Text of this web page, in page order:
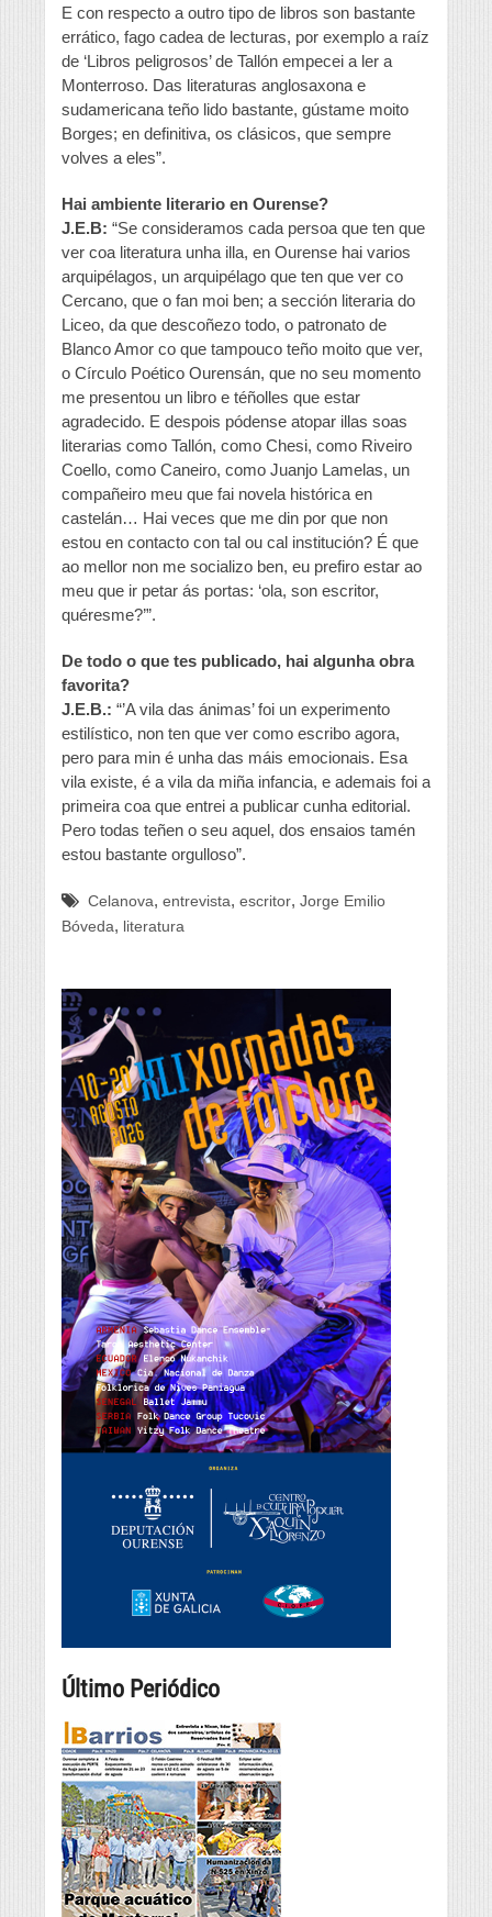
E con respecto a outro tipo de libros son bastante
errático, fago cadea de lecturas, por exemplo a raíz
de ‘Libros peligrosos’ de Tallón empecei a ler a
Monterroso. Das literaturas anglosaxona e
sudamericana teño lido bastante, gústame moito
Borges; en definitiva, os clásicos, que sempre
volves a eles”.
Hai ambiente literario en Ourense?
J.E.B: “Se consideramos cada persoa que ten que
ver coa literatura unha illa, en Ourense hai varios
arquipélagos, un arquipélago que ten que ver co
Cercano, que o fan moi ben; a sección literaria do
Liceo, da que descoñezo todo, o patronato de
Blanco Amor co que tampouco teño moito que ver,
o Círculo Poético Ourensán, que no seu momento
me presentou un libro e téñolles que estar
agradecido. E despois pódense atopar illas soas
literarias como Tallón, como Chesi, como Riveiro
Coello, como Caneiro, como Juanjo Lamelas, un
compañeiro meu que fai novela histórica en
castelán… Hai veces que me din por que non
estou en contacto con tal ou cal institución? É que
ao mellor non me socializo ben, eu prefiro estar ao
meu que ir petar ás portas: ‘ola, son escritor,
quéresme?’”.
De todo o que tes publicado, hai algunha obra
favorita?
J.E.B.: “’A vila das ánimas’ foi un experimento
estilístico, non ten que ver como escribo agora,
pero para min é unha das máis emocionais. Esa
vila existe, é a vila da miña infancia, e ademais foi a
primeira coa que entrei a publicar cunha editorial.
Pero todas teñen o seu aquel, dos ensaios tamén
estou bastante orgulloso”.
Celanova, entrevista, escritor, Jorge Emilio
Bóveda, literatura
Último Periódico